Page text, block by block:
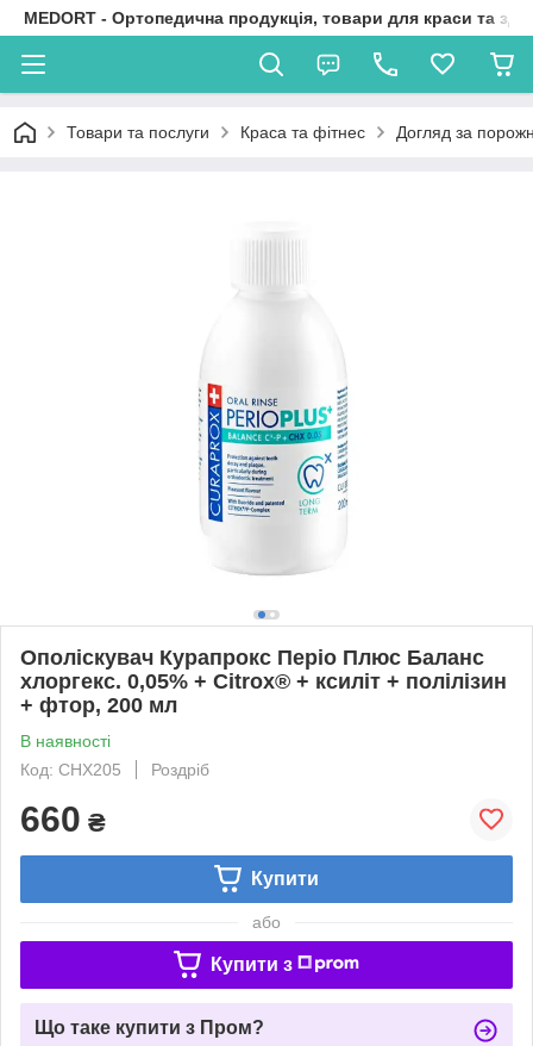
MEDORT - Ортопедична продукція, товари для краси та
Товари та послуги Краса та фітнес Догляд за
Ополіскувач Курапрокс Періо Плюс Баланс
хлоргекс. 0,05% + Citrox® + ксиліт + полілізин
+ фтор, 200 мл
В наявності
Код: CHX205
Роздріб
660 ₴
Купити
або
Купити з
Що таке купити з Пром?